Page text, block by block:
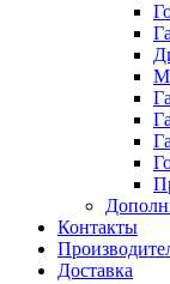
Контакты
Доставка